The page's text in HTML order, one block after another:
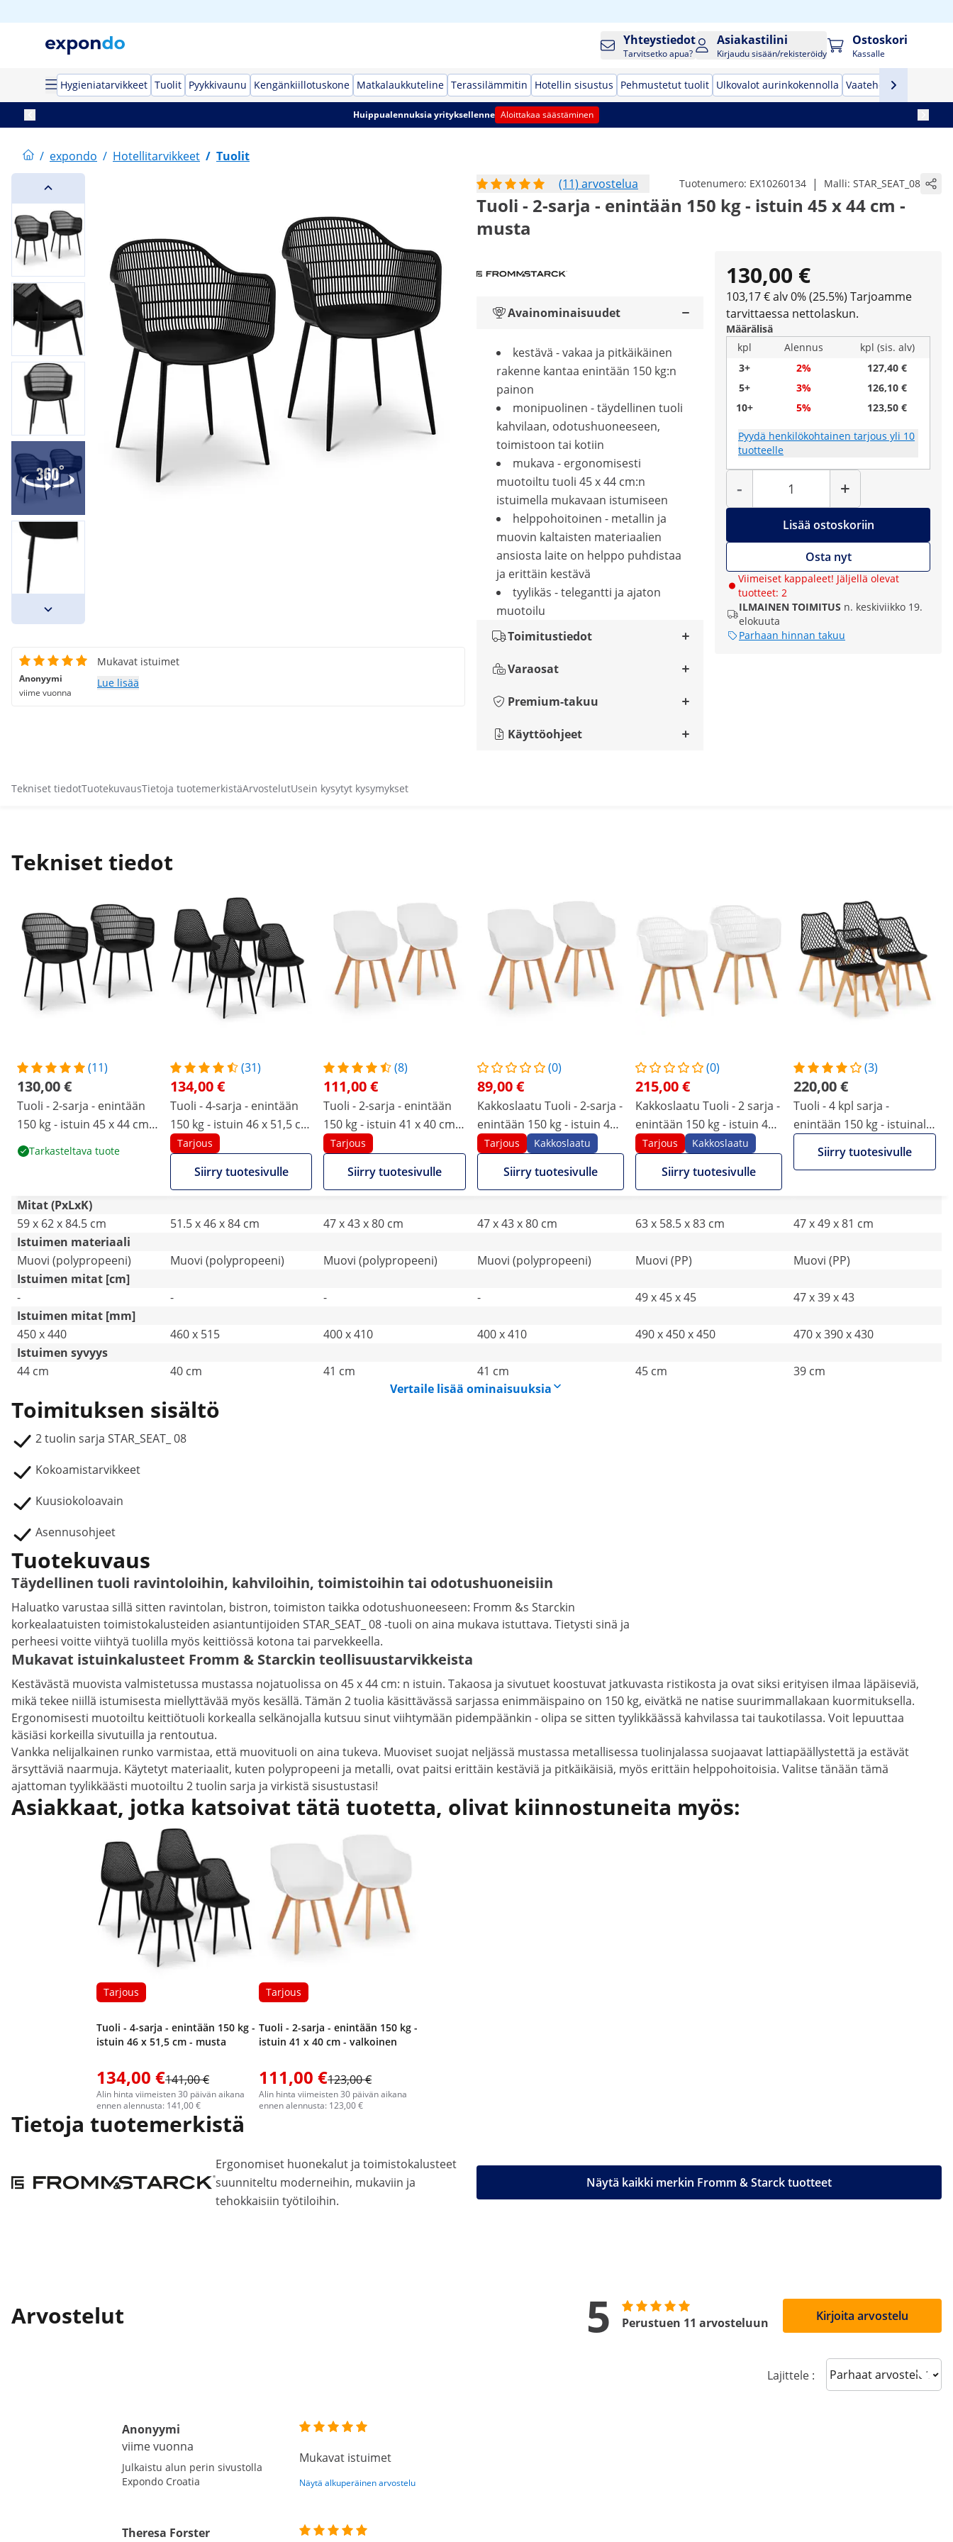
Yhteystiedot
Tarvitsetko apua?
Asiakastilini
Kirjaudu sisään/rekisteröidy
Ostoskori
Kassalle
Hygieniatarvikkeet Tuolit Pyykkivaunu Kengänkiillotuskone Matkalaukkuteline Terassilämmitin Hotellin sisustus Pehmustetut tuolit Ulkovalot aurinkokennolla Vaatehöyrystin
Huippualennuksia yrityksellenne Aloittakaa säästäminen
/ expondo / Hotellitarvikkeet / Tuolit
(11) arvostelua
Tuotenumero: EX10260134 | Malli: STAR_SEAT_08
Tuoli - 2-sarja - enintään 150 kg - istuin 45 x 44 cm -
musta
130,00 €
103,17 € alv 0% (25.5%) Tarjoamme
tarvittaessa nettolaskun.
Määrälisä
kpl
Alennus
kpl (sis. alv)
3+
2%
127,40 €
5+
3%
126,10 €
10+
5% 123,50 €
Pyydä henkilökohtainen tarjous yli 10
tuotteelle
-
Määrä
+
Lisää ostoskoriin
Osta nyt
Viimeiset kappaleet! Jäljellä olevat
tuotteet: 2
ILMAINEN TOIMITUS n. keskiviikko 19.
elokuuta
Parhaan hinnan takuu
Avainominaisuudet
kestävä - vakaa ja pitkäikäinen
rakenne kantaa enintään 150 kg:n
painon
monipuolinen - täydellinen tuoli
kahvilaan, odotushuoneeseen,
toimistoon tai kotiin
mukava - ergonomisesti
muotoiltu tuoli 45 x 44 cm:n
istuimella mukavaan istumiseen
helppohoitoinen - metallin ja
muovin kaltaisten materiaalien
ansiosta laite on helppo puhdistaa
ja erittäin kestävä
tyylikäs - telegantti ja ajaton
muotoilu
Toimitustiedot
Varaosat
Premium-takuu
Käyttöohjeet
Anonyymi
viime vuonna
Mukavat istuimet
Lue lisää
Tekniset tiedotTuotekuvausTietoja tuotemerkistäArvostelutUsein kysytyt kysymykset
Tekniset tiedot
(11)
130,00 €
Tuoli - 2-sarja - enintään
150 kg - istuin 45 x 44 cm -
musta
Tarkasteltava tuote
(31)
134,00 €
Tuoli - 4-sarja - enintään
150 kg - istuin 46 x 51,5 cm
- musta
Tarjous
Siirry tuotesivulle
(8)
111,00 €
Tuoli - 2-sarja - enintään
150 kg - istuin 41 x 40 cm -
valkoinen
Tarjous
Siirry tuotesivulle
(0)
89,00 €
Kakkoslaatu Tuoli - 2-sarja -
enintään 150 kg - istuin 41
x 40 cm - valkoinen
Tarjous Kakkoslaatu
Siirry tuotesivulle
(0)
215,00 €
Kakkoslaatu Tuoli - 2 sarja -
enintään 150 kg - istuin 490
x 450 x 450 mm - valkoinen
Tarjous Kakkoslaatu
Siirry tuotesivulle
(3)
220,00 €
Tuoli - 4 kpl sarja -
enintään 150 kg - istuinala
musta
Siirry tuotesivulle
Mitat (PxLxK)
59 x 62 x 84.5 cm
51.5 x 46 x 84 cm 47 x 43 x 80 cm 47 x 43 x 80 cm 63 x 58.5 x 83 cm
47 x 49 x 81 cm
Istuimen materiaali
Muovi (polypropeeni)
Muovi (polypropeeni) Muovi (polypropeeni) Muovi (polypropeeni) Muovi (PP)
Muovi (PP)
Istuimen mitat [cm]
-
- - - 49 x 45 x 45
47 x 39 x 43
Istuimen mitat [mm]
450 x 440
460 x 515 400 x 410 400 x 410 490 x 450 x 450
470 x 390 x 430
Istuimen syvyys
44 cm
40 cm 41 cm 41 cm 45 cm
39 cm
Vertaile lisää ominaisuuksia
Toimituksen sisältö
2 tuolin sarja STAR_SEAT_ 08
Kokoamistarvikkeet
Kuusiokoloavain
Asennusohjeet
Tuotekuvaus
Täydellinen tuoli ravintoloihin, kahviloihin, toimistoihin tai odotushuoneisiin
Haluatko varustaa sillä sitten ravintolan, bistron, toimiston taikka odotushuoneeseen: Fromm &s Starckin
korkealaatuisten toimistokalusteiden asiantuntijoiden STAR_SEAT_ 08 -tuoli on aina mukava istuttava. Tietysti sinä ja
perheesi voitte viihtyä tuolilla myös keittiössä kotona tai parvekkeella.
Mukavat istuinkalusteet Fromm & Starckin teollisuustarvikkeista
Kestävästä muovista valmistetussa mustassa nojatuolissa on 45 x 44 cm: n istuin. Takaosa ja sivutuet koostuvat jatkuvasta ristikosta ja ovat siksi erityisen ilmaa läpäiseviä,
mikä tekee niillä istumisesta miellyttävää myös kesällä. Tämän 2 tuolia käsittävässä sarjassa enimmäispaino on 150 kg, eivätkä ne natise suurimmallakaan kuormituksella.
Ergonomisesti muotoiltu keittiötuoli korkealla selkänojalla kutsuu sinut viihtymään pidempäänkin - olipa se sitten tyylikkäässä kahvilassa tai taukotilassa. Voit lepuuttaa
käsiäsi korkeilla sivutuilla ja rentoutua.
Vankka nelijalkainen runko varmistaa, että muovituoli on aina tukeva. Muoviset suojat neljässä mustassa metallisessa tuolinjalassa suojaavat lattiapäällystettä ja estävät
ärsyttäviä naarmuja. Käytetyt materiaalit, kuten polypropeeni ja metalli, ovat paitsi erittäin kestäviä ja pitkäikäisiä, myös erittäin helppohoitoisia. Valitse tänään tämä
ajattoman tyylikkäästi muotoiltu 2 tuolin sarja ja virkistä sisustustasi!
Asiakkaat, jotka katsoivat tätä tuotetta, olivat kiinnostuneita myös:
Tarjous
Tuoli - 4-sarja - enintään 150 kg -
istuin 46 x 51,5 cm - musta
134,00 €141,00 €
Alin hinta viimeisten 30 päivän aikana
ennen alennusta: 141,00 €
Tarjous
Tuoli - 2-sarja - enintään 150 kg -
istuin 41 x 40 cm - valkoinen
111,00 €123,00 €
Alin hinta viimeisten 30 päivän aikana
ennen alennusta: 123,00 €
Tietoja tuotemerkistä
Ergonomiset huonekalut ja toimistokalusteet
suunniteltu moderneihin, mukaviin ja
tehokkaisiin työtiloihin.
Näytä kaikki merkin Fromm & Starck tuotteet
Arvostelut 5 Perustuen 11 arvosteluun Kirjoita arvostelu
Lajittele : Sort reviews
Anonyymi
viime vuonna
Julkaistu alun perin sivustolla
Expondo Croatia
Mukavat istuimet
Näytä alkuperäinen arvostelu
Theresa Forster